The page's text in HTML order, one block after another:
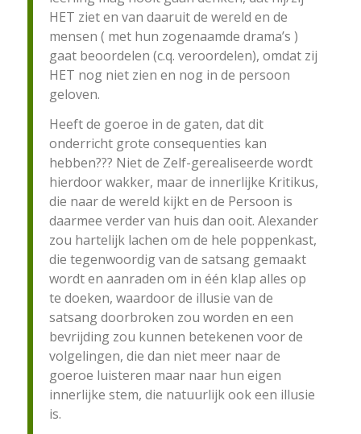
HET ziet en van daaruit de wereld en de
mensen ( met hun zogenaamde drama’s )
gaat beoordelen (c.q. veroordelen), omdat zij
HET nog niet zien en nog in de persoon
geloven.
Heeft de goeroe in de gaten, dat dit
onderricht grote consequenties kan
hebben??? Niet de Zelf-gerealiseerde wordt
hierdoor wakker, maar de innerlijke Kritikus,
die naar de wereld kijkt en de Persoon is
daarmee verder van huis dan ooit. Alexander
zou hartelijk lachen om de hele poppenkast,
die tegenwoordig van de satsang gemaakt
wordt en aanraden om in één klap alles op
te doeken, waardoor de illusie van de
satsang doorbroken zou worden en een
bevrijding zou kunnen betekenen voor de
volgelingen, die dan niet meer naar de
goeroe luisteren maar naar hun eigen
innerlijke stem, die natuurlijk ook een illusie
is.